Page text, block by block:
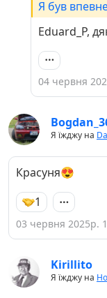
Я був
Eduard_P,
04 червня
Я їжджу на
Красуня😍
1
03 червня 2025р.
Kirillito
Я їжджу на